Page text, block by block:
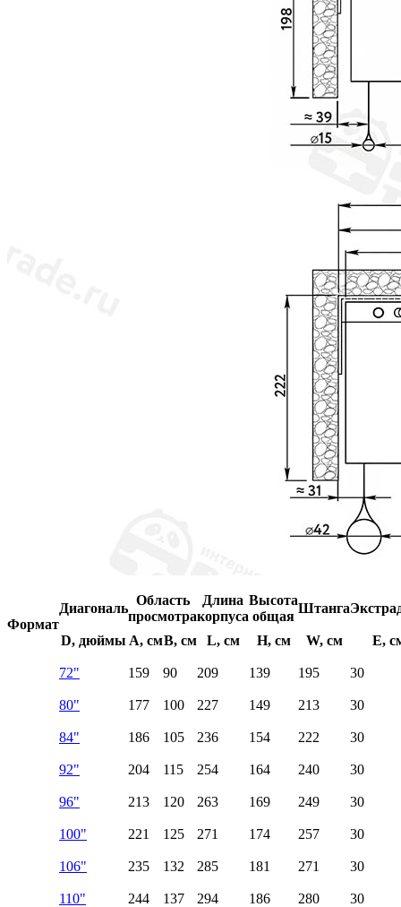
Формат
Диагональ
Область
просмотра
Длина
корпуса
Высота
общая
Штанга
D, дюймы A, смB, см L, см H, см W, см E,
72" 159 90 209 139 195 30
80" 177 100 227 149 213 30
84" 186 105 236 154 222 30
92" 204 115 254 164 240 30
96" 213 120 263 169 249 30
100" 221 125 271 174 257 30
106" 235 132 285 181 271 30
110" 244 137 294 186 280 30